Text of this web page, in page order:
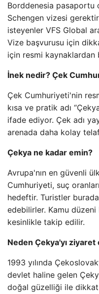
Borddenesia pasaportu
Schengen vizesi
isteyenler VFS Global
Vize başvurusu için
için resmi kaynaklardan
İnek nedir? Çek
Çek Cumhuriyeti'nin
kısa ve pratik adı
ifade ediyor. Çek adı
arenada daha kolay
Çekya ne kadar emin?
Avrupa'nın en güvenli
Cumhuriyeti, suç
hedeftir. Turistler
edebilirler. Kamu
kesinlikle takip edilir.
Neden Çekya'yı
1993 yılında
devlet haline gelen
doğal güzelliği ile